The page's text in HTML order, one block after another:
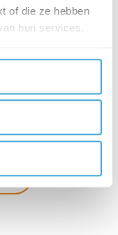
of die ze hebben
hun services.